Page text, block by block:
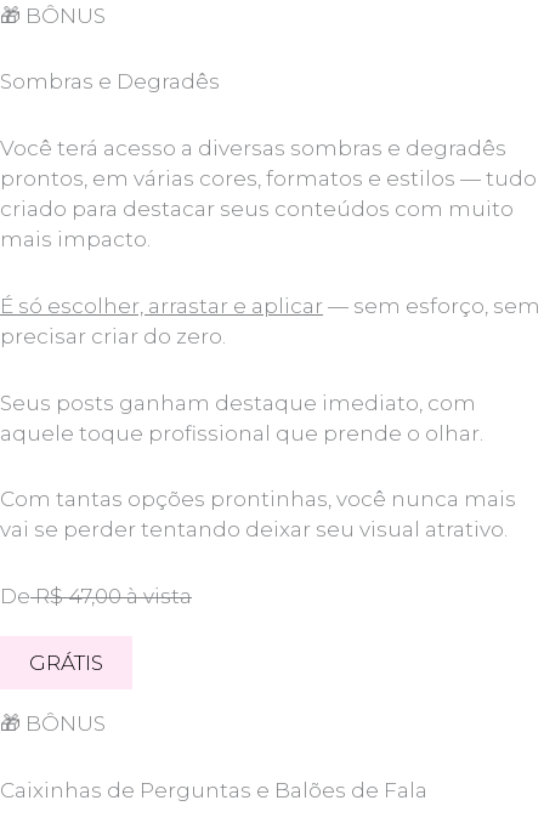
🎁 BÔNUS
Sombras e Degradês
Você terá acesso a diversas sombras e degradês
prontos, em várias cores, formatos e estilos — tudo
criado para destacar seus conteúdos com muito
mais impacto.
É só escolher, arrastar e aplicar — sem esforço, sem
precisar criar do zero.
Seus posts ganham destaque imediato, com
aquele toque profissional que prende o olhar.
Com tantas opções prontinhas, você nunca mais
vai se perder tentando deixar seu visual atrativo.
DeR$ 47,00 à vista
GRÁTIS
🎁 BÔNUS
Caixinhas de Perguntas e Balões de Fala